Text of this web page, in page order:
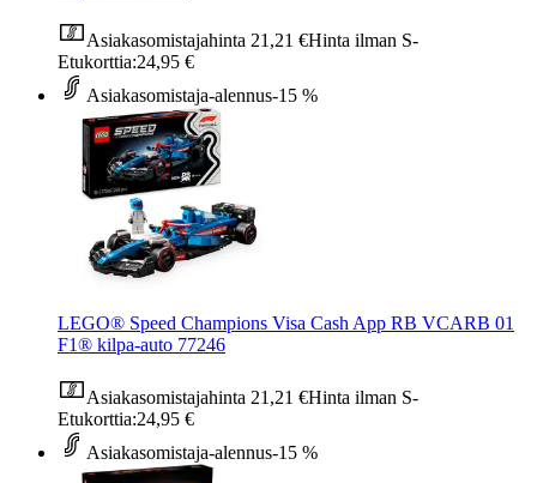
Asiakasomistajahinta 21,21 €Hinta ilman S-
Etukorttia:24,95 €
Asiakasomistaja-alennus-15 %
LEGO® Speed Champions Visa Cash App RB VCARB 01
F1® kilpa-auto 77246
Asiakasomistajahinta 21,21 €Hinta ilman S-
Etukorttia:24,95 €
Asiakasomistaja-alennus-15 %